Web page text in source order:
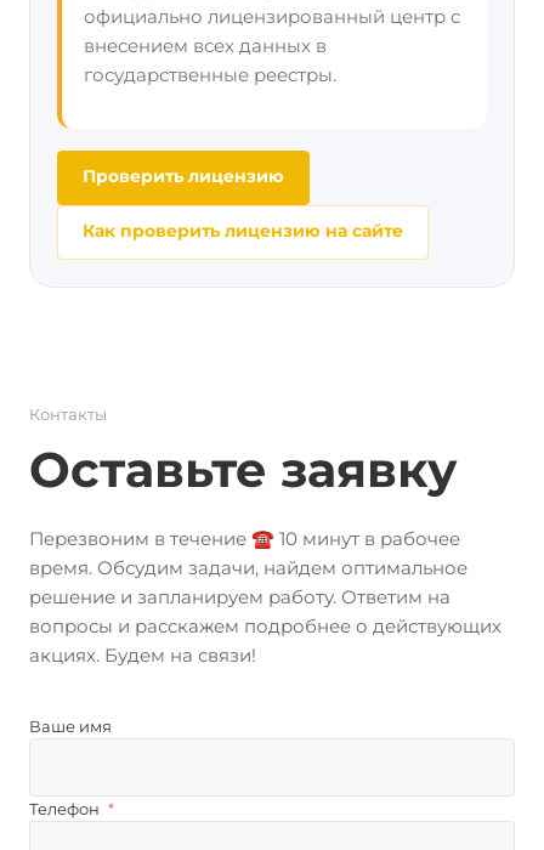
официально лицензированный центр с
внесением всех данных в
государственные реестры.
Проверить лицензию
Как проверить лицензию на сайте
Контакты
Оставьте заявку
Перезвоним в течение ☎️ 10 минут в рабочее
время. Обсудим задачи, найдем оптимальное
решение и запланируем работу. Ответим на
вопросы и расскажем подробнее о действующих
акциях. Будем на связи!
Ваше имя
Телефон *